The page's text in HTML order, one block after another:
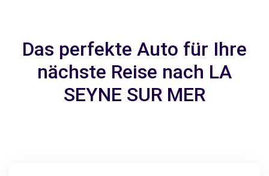
Das perfekte Auto für Ihre
nächste Reise nach LA
SEYNE SUR MER